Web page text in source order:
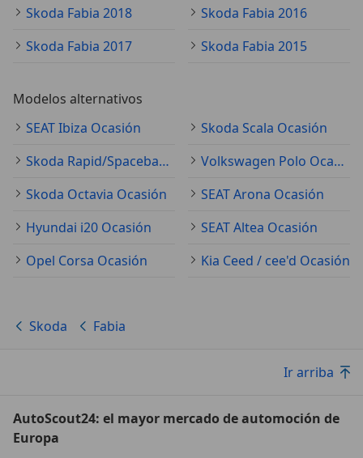
Skoda Fabia 2018
Skoda Fabia 2016
Skoda Fabia 2017
Skoda Fabia 2015
Modelos alternativos
SEAT Ibiza Ocasión
Skoda Scala Ocasión
Skoda Rapid/Spaceback Ocasión
Volkswagen Polo Ocasión
Skoda Octavia Ocasión
SEAT Arona Ocasión
Hyundai i20 Ocasión
SEAT Altea Ocasión
Opel Corsa Ocasión
Kia Ceed / cee'd Ocasión
Skoda Fabia
Ir arriba
AutoScout24: el mayor mercado de automoción de
Europa